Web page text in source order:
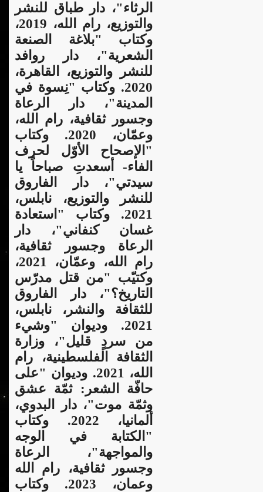
الرثاء"، دار طباق للنشر
والتوزيع، رام الله، 2019،
وكتاب "بلاغة الصنعة
الشعرية"، دار روافد
للنشر والتوزيع، القاهرة،
2020. وكتاب "نِسوة في
المدينة"، دار الرعاة
وجسور ثقافية، رام الله،
وعمّان، 2020. وكتاب
"الإصحاح الأوّل لحرف
الفاء- أسعدتِ صباحاً يا
سيدتي"، دار الفاروق
للنشر والتوزيع، نابلس،
2021. وكتاب "استعادة
غسان كنفاني"، دار
الرعاة وجسور ثقافية،
رام الله، وعمّان، 2021،
وكتيّب "من قتل مدرّس
التاريخ؟"،دار الفاروق
للثقافة والنشر، نابلس،
2021. وديوان "وشيء
من سردٍ قليل"، وزارة
الثقافة الفلسطينية، رام
الله، 2021. وديوان "على
حافّة الشعر: ثمّة عشق
وثمّة موت"، دار البدوي،
ألمانيا، 2022. وكتاب
"الكتابة في الوجه
والمواجهة"، الرعاة
وجسور ثقافية، رام الله
وعمان، 2023. و
كتاب